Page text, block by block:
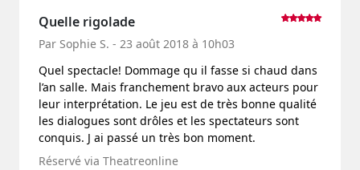
Quelle rigolade
Par Sophie S. - 23 août 2018 à 10h03
Quel spectacle! Dommage qu il fasse si chaud dans
l’an salle. Mais franchement bravo aux acteurs pour
leur interprétation. Le jeu est de très bonne qualité
les dialogues sont drôles et les spectateurs sont
conquis. J ai passé un très bon moment.
Réservé via Theatreonline